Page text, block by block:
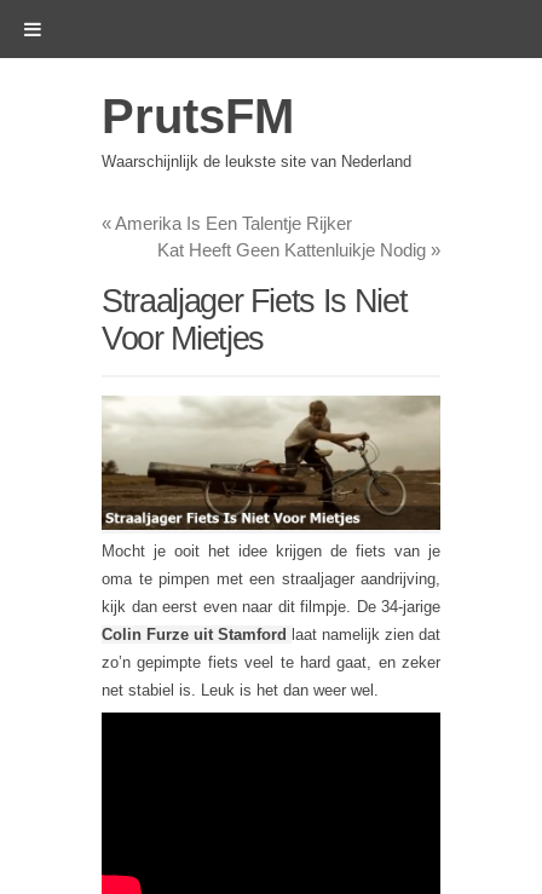
PrutsFM
Waarschijnlijk de leukste site van Nederland
«Amerika Is Een Talentje Rijker
Kat Heeft Geen Kattenluikje Nodig »
Straaljager Fiets Is Niet
Voor Mietjes
Mocht je ooit het idee krijgen de fiets van je
oma te pimpen met een straaljager aandrijving,
kijk dan eerst even naar dit filmpje. De 34-jarige
Colin Furze uit Stamford laat namelijk zien dat
zo’n gepimpte fiets veel te hard gaat, en zeker
net stabiel is. Leuk is het dan weer wel.